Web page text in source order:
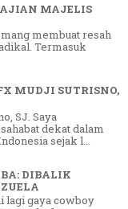
MAJELIS
membuat resah
Termasuk
MUDJI SUTRISNO,
SJ. Saya
dekat dalam
sejak l...
DIBALIK
lagi gaya cowboy